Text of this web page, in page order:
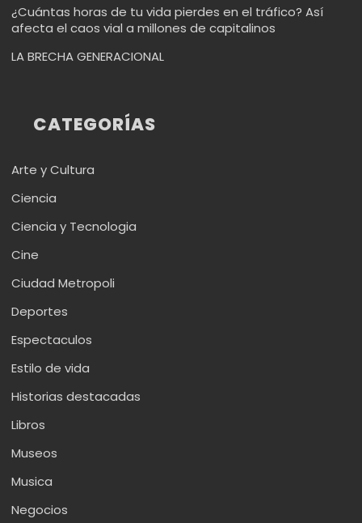
¿Cuántas horas de tu vida pierdes en el tráfico? Así
afecta el caos vial a millones de capitalinos
LA BRECHA GENERACIONAL
CATEGORÍAS
Arte y Cultura
Ciencia
Ciencia y Tecnologia
Cine
Ciudad Metropoli
Deportes
Espectaculos
Estilo de vida
Historias destacadas
Libros
Museos
Musica
Negocios